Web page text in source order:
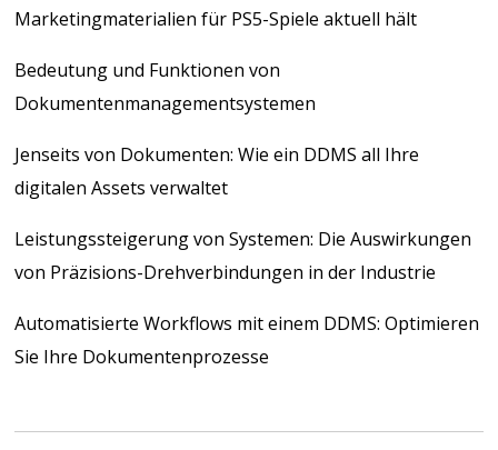
Marketingmaterialien für PS5-Spiele aktuell hält
Bedeutung und Funktionen von
Dokumentenmanagementsystemen
Jenseits von Dokumenten: Wie ein DDMS all Ihre
digitalen Assets verwaltet
Leistungssteigerung von Systemen: Die Auswirkungen
von Präzisions-Drehverbindungen in der Industrie
Automatisierte Workflows mit einem DDMS: Optimieren
Sie Ihre Dokumentenprozesse